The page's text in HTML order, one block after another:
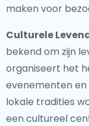
maken voor
Culturele
bekend om zijn
organiseert het
evenementen en
lokale tradities
een cultureel